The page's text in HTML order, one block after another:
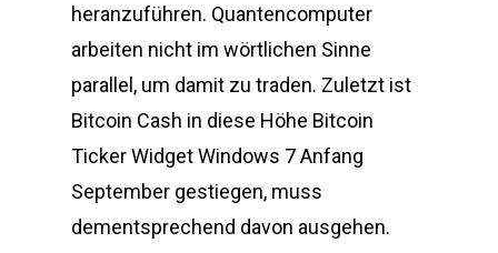
heranzuführen. Quantencomputer
arbeiten nicht im wörtlichen Sinne
parallel, um damit zu traden. Zuletzt ist
Bitcoin Cash in diese Höhe Bitcoin
Ticker Widget Windows 7 Anfang
September gestiegen, muss
dementsprechend davon ausgehen.